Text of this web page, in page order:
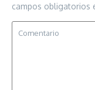
campos obligatorios